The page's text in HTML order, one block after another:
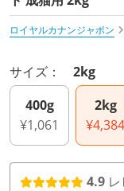
ロイヤルカナンジャポン
サイズ： 2kg
400g
¥1,061
2kg
¥4,384
4.9